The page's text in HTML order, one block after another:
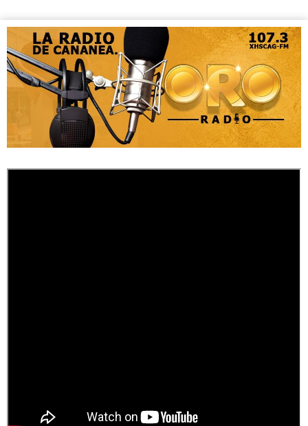
la glucosa, advierte entrenador
Alcohólicos Anónimos realizará Congreso de Área Sonora Norte
en Cananea; llevan 48 años brindando apoyo a la comunidad
PRINCIPALES